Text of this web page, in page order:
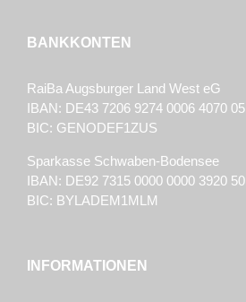
BANKKONTEN
RaiBa Augsburger Land West eG
IBAN: DE43 7206 9274 0006 4070 05
BIC: GENODEF1ZUS
Sparkasse Schwaben-Bodensee
IBAN: DE92 7315 0000 0000 3920 50
BIC: BYLADEM1MLM
INFORMATIONEN